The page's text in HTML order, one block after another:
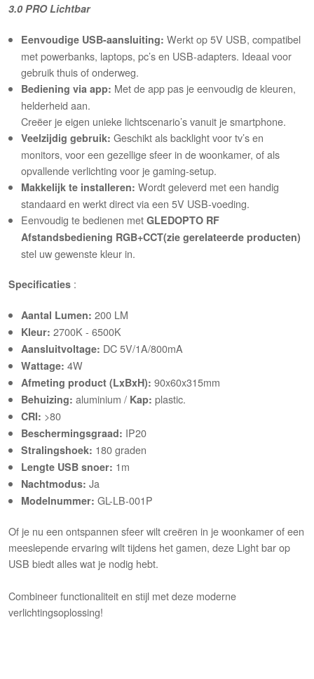
3.0 PRO Lichtbar
Eenvoudige USB-aansluiting: Werkt op 5V USB, compatibel
met powerbanks, laptops, pc’s en USB-adapters. Ideaal voor
gebruik thuis of onderweg.
Bediening via app: Met de app pas je eenvoudig de kleuren,
helderheid aan.
Creëer je eigen unieke lichtscenario’s vanuit je smartphone.
Veelzijdig gebruik: Geschikt als backlight voor tv’s en
monitors, voor een gezellige sfeer in de woonkamer, of als
opvallende verlichting voor je gaming-setup.
Makkelijk te installeren: Wordt geleverd met een handig
standaard en werkt direct via een 5V USB-voeding.
Eenvoudig te bedienen metGLEDOPTO RF
Afstandsbediening RGB+CCT(zie gerelateerde producten)
stel uw gewenste kleur in.
Specificaties :
Aantal Lumen: 200 LM
Kleur: 2700K - 6500K
Aansluitvoltage: DC 5V/1A/800mA
Wattage: 4W
Afmeting product (LxBxH):90x60x315mm
Behuizing: aluminium / Kap: plastic.
CRI: >80
Beschermingsgraad: IP20
Stralingshoek: 180 graden
Lengte USB snoer: 1m
Nachtmodus: Ja
Modelnummer: GL-LB-001P
Of je nu een ontspannen sfeer wilt creëren in je woonkamer of een
meeslepende ervaring wilt tijdens het gamen, deze Light bar op
USB biedt alles wat je nodig hebt.
Combineer functionaliteit en stijl met deze moderne
verlichtingsoplossing!